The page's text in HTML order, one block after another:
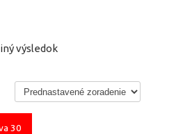
výsledok
30